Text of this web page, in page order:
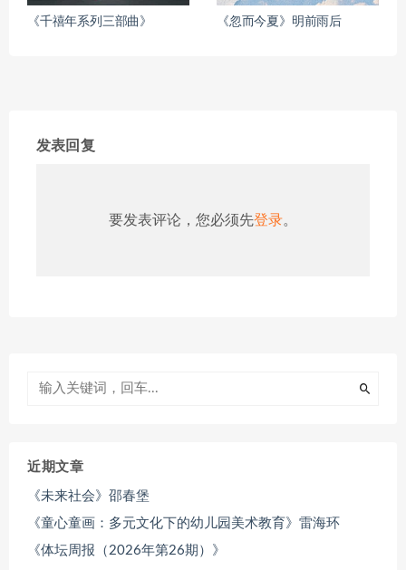
《千禧年系列三部曲》 《忽而今夏》明前雨后
发表回复
要发表评论，您必须先登录。
近期文章
《未来社会》邵春堡
《童心童画：多元文化下的幼儿园美术教育》雷海环
《体坛周报（2026年第26期）》